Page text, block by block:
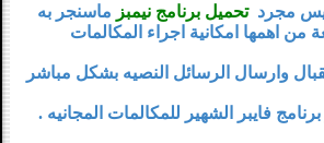
مجردتحميل برنامج نيمبز ماسنجر به
من اهمها امكانية اجراء المكالمات
وارسال الرسائل النصيه بشكل مباشر
برنامج فايبر الشهير للمكالمات المجانيه .